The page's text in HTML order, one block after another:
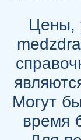
Цены,
Могут
время